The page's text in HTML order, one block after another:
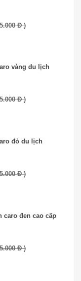
Đ )
vàng du lịch
Đ )
đỏ du lịch
Đ )
đen cao cấp
Đ )